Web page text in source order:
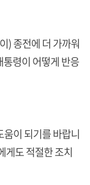
) 종전에 더 가까워
령이 어떻게 반응
이 되기를 바랍니
게도 적절한 조치